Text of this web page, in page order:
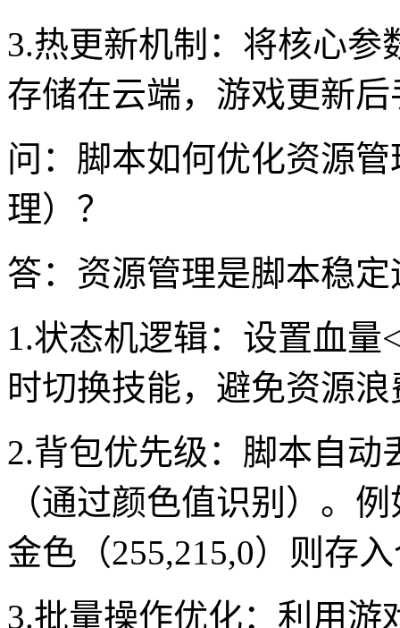
3.热更新机制：将核心
存储在云端，游戏更新
问：脚本如何优化资源
理）？
答：资源管理是脚本稳
1.状态机逻辑：设置血量
时切换技能，避免资源浪
2.背包优先级：脚本自
（通过颜色值识别）。
金色（255,215,0）则存
3.批量操作优化：利用